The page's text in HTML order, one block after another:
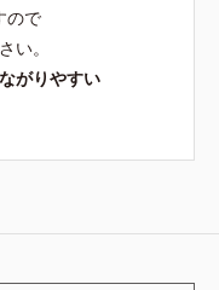
ので
い。
がりやすい